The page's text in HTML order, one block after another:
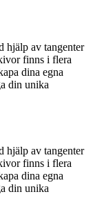
hjälp av tangenter
finns i flera
dina egna
din unika
hjälp av tangenter
finns i flera
dina egna
din unika